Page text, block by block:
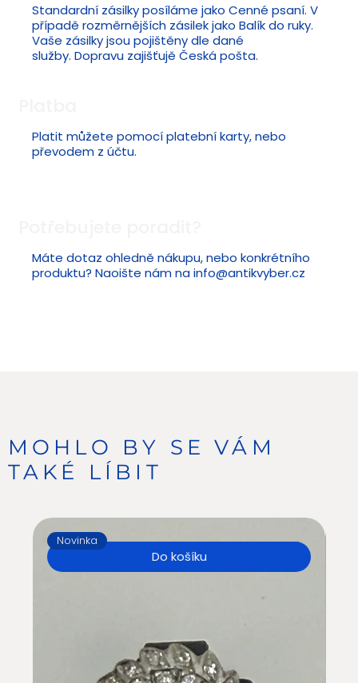
Standardní zásilky posíláme jako Cenné psaní. V
případě rozměrnějších zásilek jako Balík do ruky.
Vaše zásilky jsou pojištěny dle dané
služby. Dopravu zajišťujě Česká pošta.
Platit můžete pomocí platební karty, nebo
převodem z účtu.
Máte dotaz ohledně nákupu, nebo konkrétního
produktu? Naoište nám nainfo@antikvyber.cz
Do košíku
Novinka
MOHLO BY SE VÁM
TAKÉ LÍBIT